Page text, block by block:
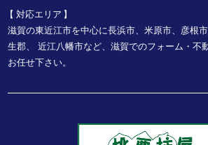
対応エリア
滋賀の東近江市を中心に長浜市、米原市、彦根
生郡、
近江八幡市など、滋賀でのフォーム・不
お任せ下さい。